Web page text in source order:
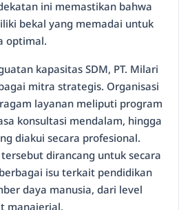
ini memastikan bahwa
bekal yang memadai untuk
optimal.
kapasitas SDM, PT. Milari
mitra strategis. Organisasi
layanan meliputi program
konsultasi mendalam, hingga
diakui secara profesional.
dirancang untuk secara
isu terkait pendidikan
daya manusia, dari level
manajerial.